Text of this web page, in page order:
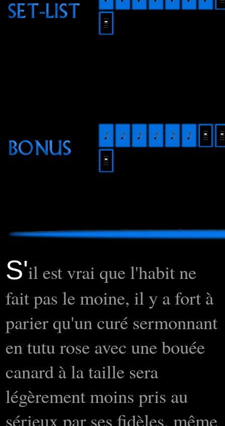
S'il est vrai que l'habit ne
fait pas le moine, il y a fort à
parier qu'un curé sermonnant
en tutu rose avec une bouée
canard à la taille sera
légèrement moins pris au
sérieux par ses fidèles, même